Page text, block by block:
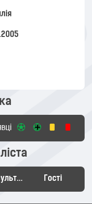
Результат Гості